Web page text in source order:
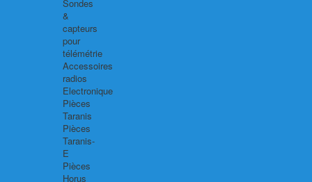
Sondes
&
capteurs
pour
télémétrie
Accessoires
radios
Electronique
Pièces
Taranis
Pièces
Taranis-
E
Pièces
Horus